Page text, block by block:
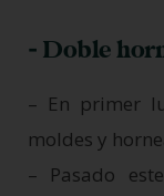
- Doble
– En primer
moldes y
– Pasado